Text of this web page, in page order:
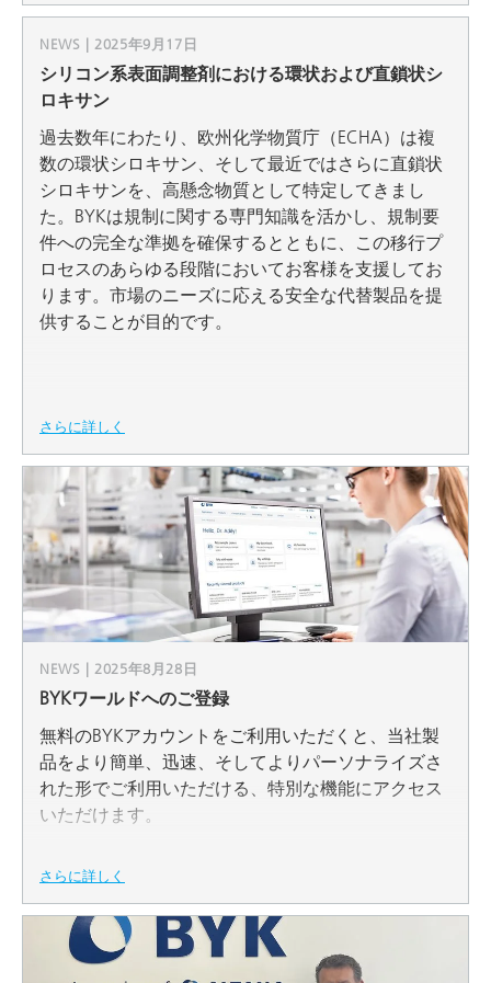
NEWS | 2025年9月17日
シリコン系表面調整剤における環状および直鎖状シ
ロキサン
過去数年にわたり、欧州化学物質庁（ECHA）は複
数の環状シロキサン、そして最近ではさらに直鎖状
シロキサンを、高懸念物質として特定してきまし
た。BYKは規制に関する専門知識を活かし、規制要
件への完全な準拠を確保するとともに、この移行プ
ロセスのあらゆる段階においてお客様を支援してお
ります。市場のニーズに応える安全な代替製品を提
供することが目的です。
さらに詳しく
NEWS | 2025年8月28日
BYKワールドへのご登録
無料のBYKアカウントをご利用いただくと、当社製
品をより簡単、迅速、そしてよりパーソナライズさ
れた形でご利用いただける、特別な機能にアクセス
いただけます。
さらに詳しく